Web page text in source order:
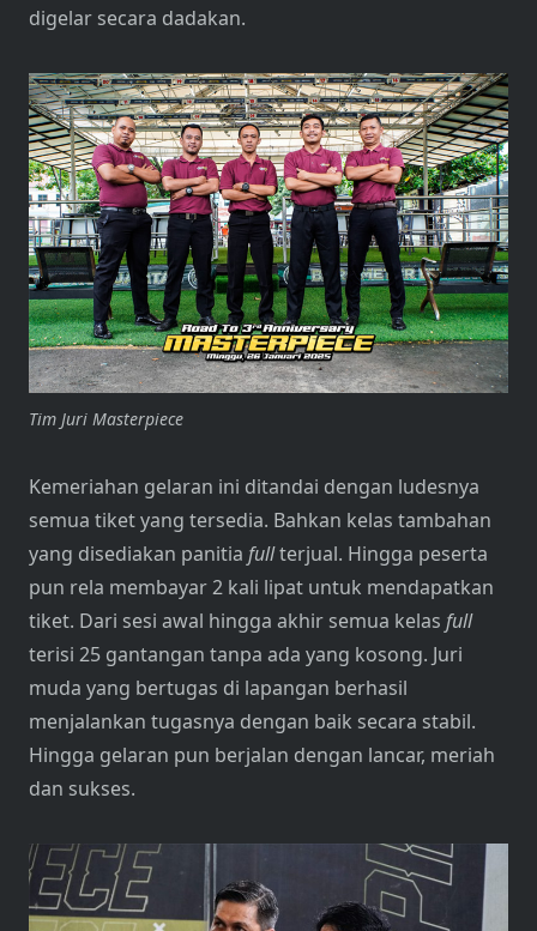
digelar secara dadakan.
Tim Juri Masterpiece
Kemeriahan gelaran ini ditandai dengan ludesnya
semua tiket yang tersedia. Bahkan kelas tambahan
yang disediakan panitia fullterjual. Hingga peserta
pun rela membayar 2 kali lipat untuk mendapatkan
tiket. Dari sesi awal hingga akhir semua kelas full
terisi 25 gantangan tanpa ada yang kosong. Juri
muda yang bertugas di lapangan berhasil
menjalankan tugasnya dengan baik secara stabil.
Hingga gelaran pun berjalan dengan lancar, meriah
dan sukses.